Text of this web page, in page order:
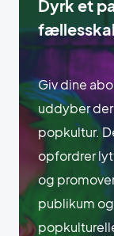
Dyrk et
Giv dine
uddyber
popkultur.
opfordrer
og
publikum